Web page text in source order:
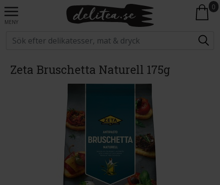
MENY
0
Zeta Bruschetta Naturell 175g